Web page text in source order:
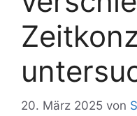
20. März 2025 von